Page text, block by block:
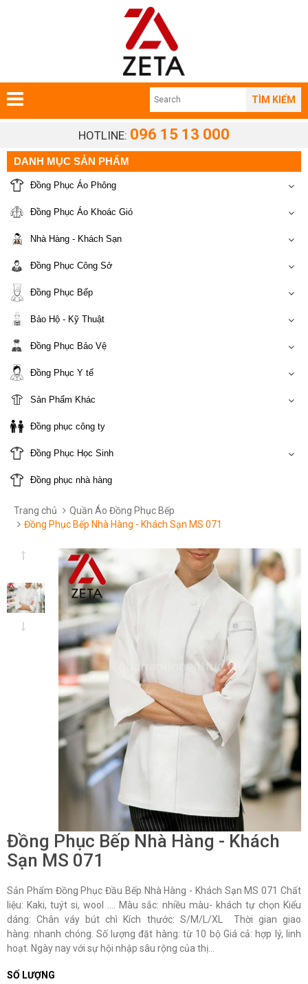
TÌM KIẾM
HOTLINE: 096 15 13 000
DANH MỤC SẢN PHẨM
Đồng Phục Áo Phông
Đồng Phục Áo Khoác Gió
Nhà Hàng - Khách Sạn
Đồng Phục Công Sở
Đồng Phục Bếp
Bảo Hộ - Kỹ Thuật
Đồng Phục Bảo Vệ
Đồng Phục Y tế
Sản Phẩm Khác
Đồng phục công ty
Đồng Phục Học Sinh
Đồng phục nhà hàng
Trang chủ
Quần Áo Đồng Phục Bếp
Đồng Phục Bếp Nhà Hàng - Khách Sạn MS 071
Đồng Phục Bếp Nhà Hàng - Khách
Sạn MS 071
Sản Phẩm Đồng Phục Đầu Bếp Nhà Hàng - Khách Sạn MS 071 Chất
liệu: Kaki, tuýt si, wool …. Màu sắc: nhiều màu- khách tự chọn Kiểu
dáng: Chân váy bút chì Kích thước: S/M/L/XL Thời gian giao
hàng: nhanh chóng. Số lượng đặt hàng: từ 10 bộ Giá cả: hợp lý, linh
hoạt. Ngày nay với sự hội nhập sâu rộng của thị...
SỐ LƯỢNG